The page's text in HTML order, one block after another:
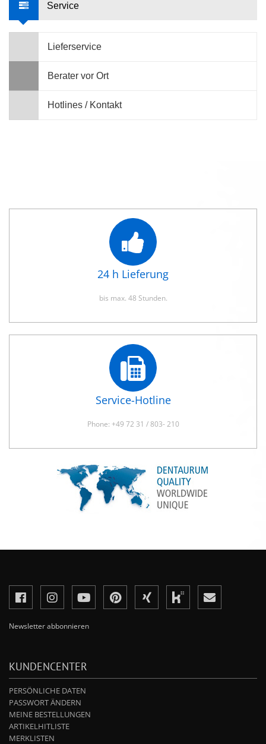
Service
Lieferservice
Berater vor Ort
Hotlines / Kontakt
24 h Lieferung
bis max. 48 Stunden.
Service-Hotline
Phone: +49 72 31 / 803- 210
Newsletter abbonnieren
KUNDENCENTER
PERSÖNLICHE DATEN
PASSWORT ÄNDERN
MEINE BESTELLUNGEN
ARTIKELHITLISTE
MERKLISTEN